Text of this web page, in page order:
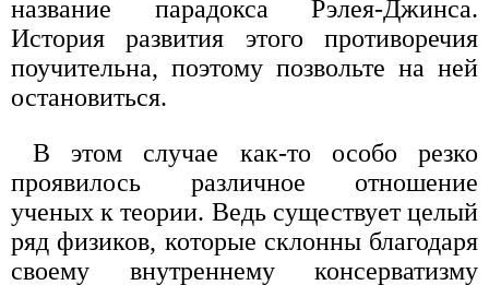
название парадокса Рэлея-Джинса.
История развития этого противоречия
поучительна, поэтому позвольте на ней
остановиться.
В этом случае как-то особо резко
проявилось различное отношение
ученых к теории. Ведь существует целый
ряд физиков, которые склонны благодаря
своему внутреннему консерватизму